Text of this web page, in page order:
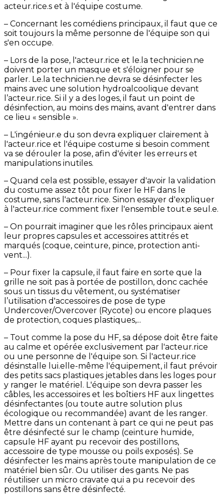
acteur.rice.s et à l'équipe costume.
– Concernant les comédiens principaux, il faut que ce
soit toujours la même personne de l'équipe son qui
s'en occupe.
– Lors de la pose, l'acteur.rice et le.la technicien.ne
doivent porter un masque et s'éloigner pour se
parler. Le.la technicien.ne devra se désinfecter les
mains avec une solution hydroalcoolique devant
l’acteur.rice. Si il y a des loges, il faut un point de
désinfection, au moins des mains, avant d'entrer dans
ce lieu « sensible ».
– L'ingénieur.e du son devra expliquer clairement à
l'acteur.rice et l'équipe costume si besoin comment
va se dérouler la pose, afin d'éviter les erreurs et
manipulations inutiles.
– Quand cela est possible, essayer d'avoir la validation
du costume assez tôt pour fixer le HF dans le
costume, sans l'acteur.rice. Sinon essayer d'expliquer
à l'acteur.rice comment fixer l'ensemble tout.e seul.e.
– On pourrait imaginer que les rôles principaux aient
leur propres capsules et accessoires attitrés et
marqués (coque, ceinture, pince, protection anti-
vent...).
– Pour fixer la capsule, il faut faire en sorte que la
grille ne soit pas à portée de postillon, donc cachée
sous un tissus du vêtement, ou systématiser
l’utilisation d'accessoires de pose de type
Undercover/Overcover (Rycote) ou encore plaques
de protection, coques plastiques,...
– Tout comme la pose du HF, sa dépose doit être faite
au calme et opérée exclusivement par l'acteur.rice
ou une personne de l'équipe son. Si l'acteur.rice
désinstalle lui.elle-même l'équipement, il faut prévoir
des petits sacs plastiques jetables dans les loges pour
y ranger le matériel. L'équipe son devra passer les
câbles, les accessoires et les boîtiers HF aux lingettes
désinfectantes (ou toute autre solution plus
écologique ou recommandée) avant de les ranger.
Mettre dans un contenant à part ce qui ne peut pas
être désinfecté sur le champ (ceinture humide,
capsule HF ayant pu recevoir des postillons,
accessoire de type mousse ou poils exposés). Se
désinfecter les mains après toute manipulation de ce
matériel bien sûr. Ou utiliser des gants. Ne pas
réutiliser un micro cravate qui a pu recevoir des
postillons sans être désinfecté.